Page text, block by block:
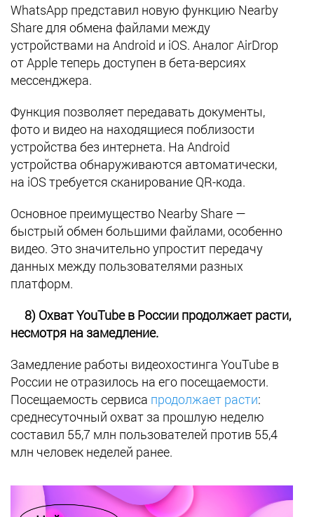
WhatsApp представил новую функцию Nearby
Share для обмена файлами между
устройствами на Android и iOS. Аналог AirDrop
от Apple теперь доступен в бета-версиях
мессенджера.
Функция позволяет передавать документы,
фото и видео на находящиеся поблизости
устройства без интернета. На Android
устройства обнаруживаются автоматически,
на iOS требуется сканирование QR-кода.
Основное преимущество Nearby Share —
быстрый обмен большими файлами, особенно
видео. Это значительно упростит передачу
данных между пользователями разных
платформ.
8) Охват YouTube в России продолжает расти,
несмотря на замедление.
Замедление работы видеохостинга YouTube в
России не отразилось на его посещаемости.
Посещаемость сервиса продолжает расти:
среднесуточный охват за прошлую неделю
составил 55,7 млн пользователей против 55,4
млн человек неделей ранее.